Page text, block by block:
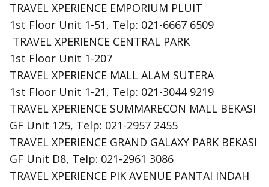
TRAVEL XPERIENCE EMPORIUM PLUIT
1st Floor Unit 1-51, Telp: 021-6667 6509
TRAVEL XPERIENCE CENTRAL PARK
1st Floor Unit 1-207
TRAVEL XPERIENCE MALL ALAM SUTERA
1st Floor Unit 1-21, Telp: 021-3044 9219
TRAVEL XPERIENCE SUMMARECON MALL BEKASI
GF Unit 125, Telp: 021-2957 2455
TRAVEL XPERIENCE GRAND GALAXY PARK BEKASI
GF Unit D8, Telp: 021-2961 3086
TRAVEL XPERIENCE PIK AVENUE PANTAI INDAH